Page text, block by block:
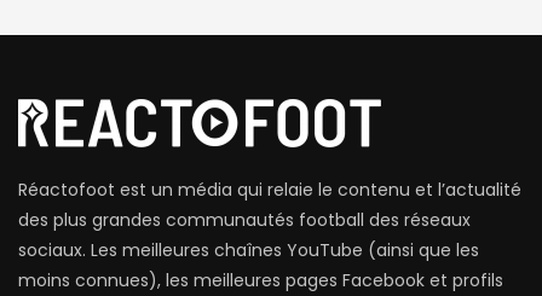
Réactofoot est un média qui relaie le contenu et l’actualité
des plus grandes communautés football des réseaux
sociaux. Les meilleures chaînes YouTube (ainsi que les
moins connues), les meilleures pages Facebook et profils